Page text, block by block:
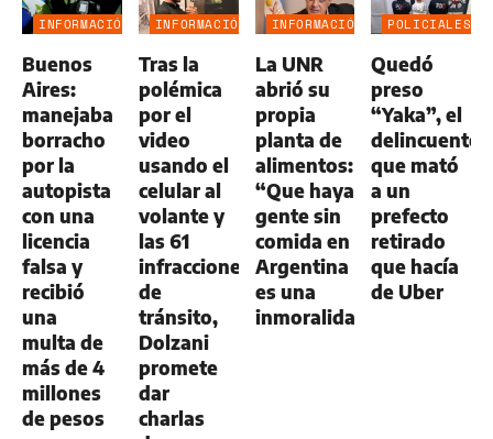
INFORMACIÓN
Buenos
Aires:
manejaba
borracho
por la
autopista
con una
licencia
falsa y
recibió
una
multa de
más de 4
millones
de pesos
INFORMACIÓN
Tras la
polémica
por el
video
usando el
celular al
volante y
las 61
infracciones
de
tránsito,
Dolzani
promete
dar
charlas
INFORMACIÓN
La UNR
abrió su
propia
planta de
alimentos:
“Que haya
gente sin
comida en
Argentina
es una
inmoralidad”
POLICIALES
Quedó
preso
“Yaka”, el
delincuente
que mató
a un
prefecto
retirado
que hacía
de Uber